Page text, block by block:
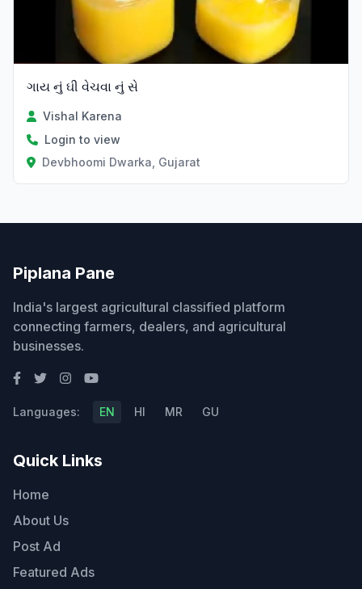
ગાય નું ઘી વેચવા નું સે
Vishal Karena
Login to view
Devbhoomi Dwarka, Gujarat
Piplana Pane
India's largest agricultural classified platform
connecting farmers, dealers, and agricultural
businesses.
Languages: EN HI MR GU
Quick Links
Home
About Us
Post Ad
Featured Ads